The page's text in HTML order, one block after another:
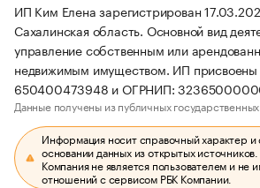
ИП Ким Елена зарегистрирован
Сахалинская область. Основной вид
управление собственным или
недвижимым имуществом. ИП
650400473948 и ОГРНИП:
Данные получены из публичных
Информация носит справочный характер и
основании данных из открытых источников.
Компания не является пользователем и не
отношений с сервисом РБК Компании.